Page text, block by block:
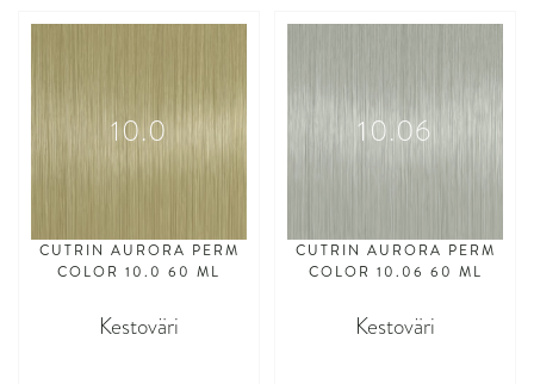
10.0
CUTRIN AURORA PERM
COLOR 10.0 60 ML
Kestoväri
10.06
CUTRIN AURORA PERM
COLOR 10.06 60 ML
Kestoväri